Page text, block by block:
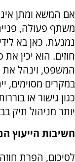
אם המשא ומתן
משתף פעולה,
נמנעת. כאן בא
חוזים. הוא יכין
המשפט, וינהל את
במקרים מסוימים,
כגון גישור או
יותר מניהול תיק
חשיבות הייעוץ
לסיכום, הפרת